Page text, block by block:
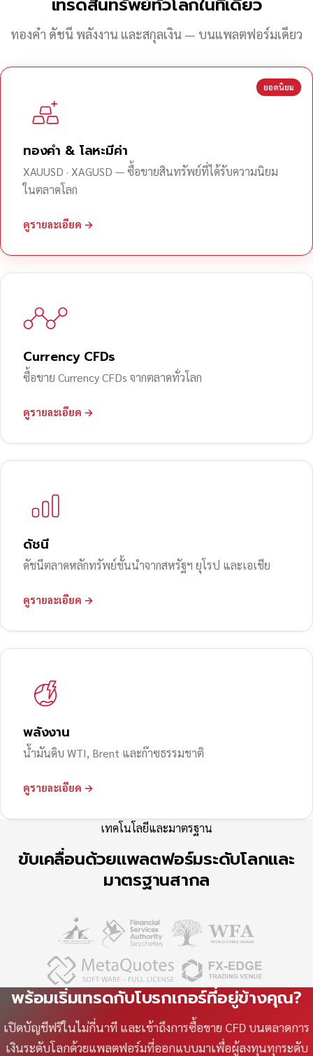
ทองคำ ดัชนี พลังงาน และสกุลเงิน — บนแพลตฟอร์มเดียว
ยอดนิยม
ทองคำ & โลหะมีค่า
XAUUSD · XAGUSD — ซื้อขายสินทรัพย์ที่ได้รับความนิยม
ในตลาดโลก
ดูรายละเอียด →
Currency CFDs
ซื้อขาย Currency CFDs จากตลาดทั่วโลก
ดูรายละเอียด →
ดัชนี
ดัชนีตลาดหลักทรัพย์ชั้นนำจากสหรัฐฯ ยุโรป และเอเชีย
ดูรายละเอียด →
พลังงาน
น้ำมันดิบ WTI, Brent และก๊าซธรรมชาติ
ดูรายละเอียด →
เทคโนโลยีและมาตรฐาน
ขับเคลื่อนด้วยแพลตฟอร์มระดับโลกและ
มาตรฐานสากล
พร้อมเริ่มเทรดกับโบรกเกอร์ที่อยู่ข้างคุณ?
เปิดบัญชีฟรีในไม่กี่นาที และเข้าถึงการซื้อขาย CFD บนตลาดการ
เงินระดับโลกด้วยแพลตฟอร์มที่ออกแบบมาเพื่อผู้ลงทุนทุกระดับ